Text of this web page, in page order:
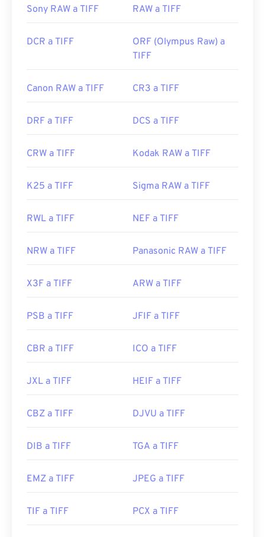
https://www.file-extensions.org/extension-de-
Sony RAW a TIFF RAW a TIFF
DCR a TIFF
ORF (Olympus Raw) a
TIFF
Canon RAW a TIFF CR3 a TIFF
DRF a TIFF DCS a TIFF
CRW a TIFF Kodak RAW a TIFF
K25 a TIFF Sigma RAW a TIFF
RWL a TIFF NEF a TIFF
NRW a TIFF Panasonic RAW a TIFF
X3F a TIFF ARW a TIFF
PSB a TIFF JFIF a TIFF
CBR a TIFF ICO a TIFF
JXL a TIFF HEIF a TIFF
CBZ a TIFF DJVU a TIFF
DIB a TIFF TGA a TIFF
EMZ a TIFF JPEG a TIFF
TIF a TIFF PCX a TIFF